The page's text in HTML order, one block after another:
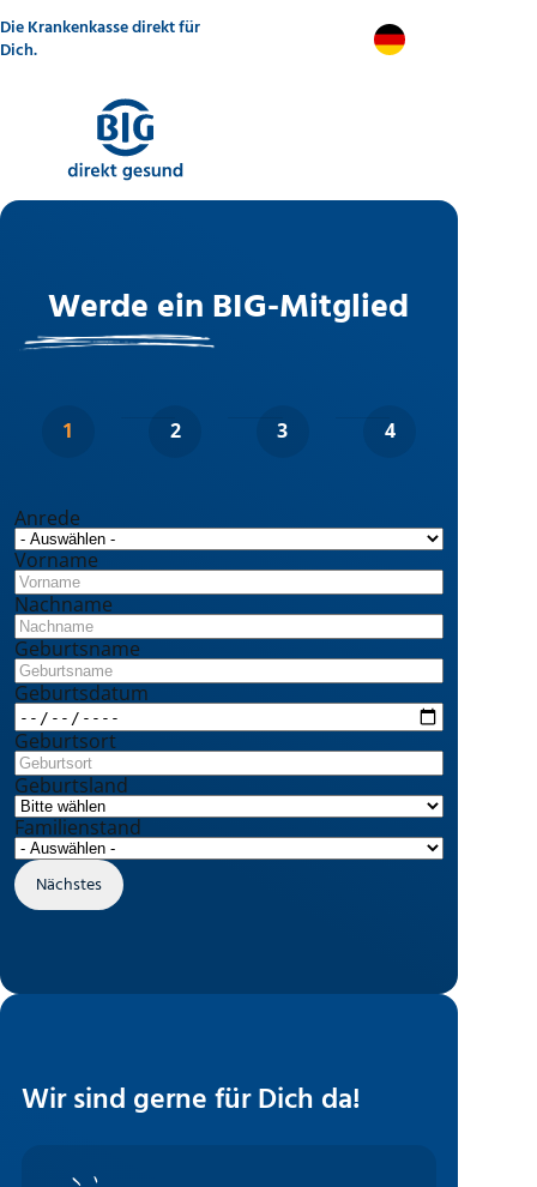
zum
Inhalt
Die Krankenkasse direkt für
Dich.
DE
Werde ein BIG-Mitglied
Anrede
Vorname
Nachname
Geburtsname
Geburtsdatum
Geburtsort
Geburtsland
Familienstand
Wir sind gerne für Dich da!